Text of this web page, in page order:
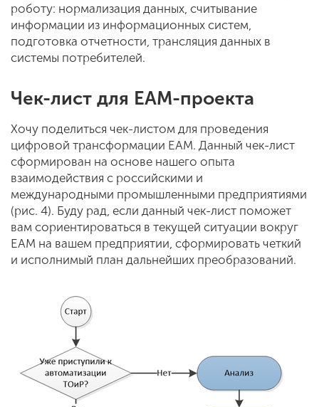
роботу: нормализация данных, считывание
информации из информационных систем,
подготовка отчетности, трансляция данных в
системы потребителей.
Чек-лист для EAM-проекта
Хочу поделиться чек-листом для проведения
цифровой трансформации EAM. Данный чек-лист
сформирован на основе нашего опыта
взаимодействия с российскими и
международными промышленными предприятиями
(рис. 4). Буду рад, если данный чек-лист поможет
вам сориентироваться в текущей ситуации вокруг
EAM на вашем предприятии, сформировать четкий
и исполнимый план дальнейших преобразований.